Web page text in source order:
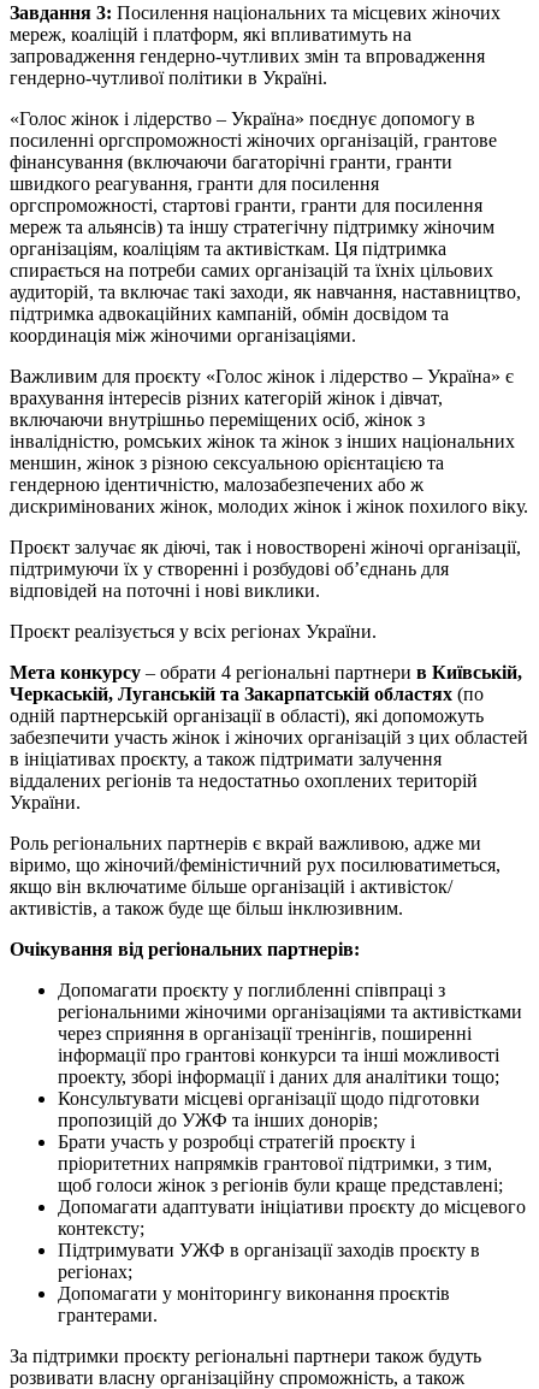
Завдання 3: Посилення національних та місцевих жіночих
мереж, коаліцій і платформ, які впливатимуть на
запровадження гендерно-чутливих змін та впровадження
гендерно-чутливої політики в Україні.
«Голос жінок і лідерство – Україна» поєднує допомогу в
посиленні оргспроможності жіночих організацій, грантове
фінансування (включаючи багаторічні гранти, гранти
швидкого реагування, гранти для посилення
оргспроможності, стартові гранти, гранти для посилення
мереж та альянсів) та іншу стратегічну підтримку жіночим
організаціям, коаліціям та активісткам. Ця підтримка
спирається на потреби самих організацій та їхніх цільових
аудиторій, та включає такі заходи, як навчання, наставництво,
підтримка адвокаційних кампаній, обмін досвідом та
координація між жіночими організаціями.
Важливим для проєкту «Голос жінок і лідерство – Україна» є
врахування інтересів різних категорій жінок і дівчат,
включаючи внутрішньо переміщених осіб, жінок з
інвалідністю, ромських жінок та жінок з інших національних
меншин, жінок з різною сексуальною орієнтацією та
гендерною ідентичністю, малозабезпечених або ж
дискримінованих жінок, молодих жінок і жінок похилого віку.
Проєкт залучає як діючі, так і новостворені жіночі організації,
підтримуючи їх у створенні і розбудові об’єднань для
відповідей на поточні і нові виклики.
Проєкт реалізується у всіх регіонах України.
Мета конкурсу – обрати 4 регіональні партнери в Київській,
Черкаській, Луганській та Закарпатській областях (по
одній партнерській організації в області), які допоможуть
забезпечити участь жінок і жіночих організацій з цих областей
в ініціативах проєкту, а також підтримати залучення
віддалених регіонів та недостатньо охоплених територій
України.
Роль регіональних партнерів є вкрай важливою, адже ми
віримо, що жіночий/феміністичний рух посилюватиметься,
якщо він включатиме більше організацій і активісток/
активістів, а також буде ще більш інклюзивним.
Очікування від регіональних партнерів:
Допомагати проєкту у поглибленні співпраці з
регіональними жіночими організаціями та активістками
через сприяння в організації тренінгів, поширенні
інформації про грантові конкурси та інші можливості
проекту, зборі інформації і даних для аналітики тощо;
Консультувати місцеві організації щодо підготовки
пропозицій до УЖФ та інших донорів;
Брати участь у розробці стратегій проєкту і
пріоритетних напрямків грантової підтримки, з тим,
щоб голоси жінок з регіонів були краще представлені;
Допомагати адаптувати ініціативи проєкту до місцевого
контексту;
Підтримувати УЖФ в організації заходів проєкту в
регіонах;
Допомагати у моніторингу виконання проєктів
грантерами.
За підтримки проєкту регіональні партнери також будуть
розвивати власну організаційну спроможність, а також